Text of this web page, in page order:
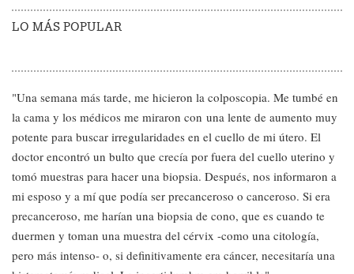
LO MÁS POPULAR
"Una semana más tarde, me hicieron la colposcopia. Me tumbé en
la cama y los médicos me miraron con una lente de aumento muy
potente para buscar irregularidades en el cuello de mi útero. El
doctor encontró un bulto que crecía por fuera del cuello uterino y
tomó muestras para hacer una biopsia. Después, nos informaron a
mi esposo y a mí que podía ser precanceroso o canceroso. Si era
precanceroso, me harían una biopsia de cono, que es cuando te
duermen y toman una muestra del cérvix -como una citología,
pero más intenso- o, si definitivamente era cáncer, necesitaría una